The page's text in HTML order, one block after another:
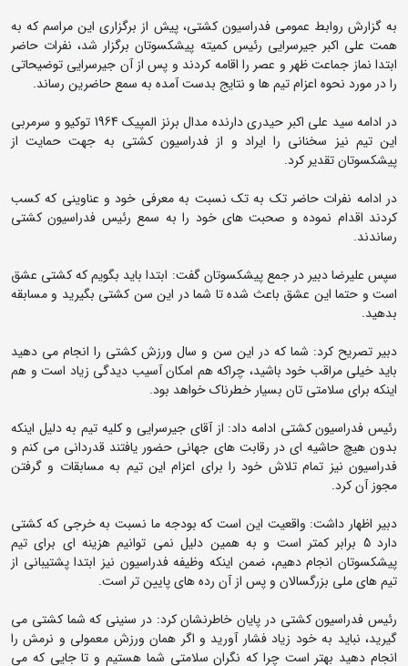
به گزارش روابط عمومی فدراسیون کشتی، پیش از برگزاری این مراسم که به
همت علی اکبر جیرسرایی رئیس کمیته پیشکسوتان برگزار شد، نفرات حاضر
ابتدا نماز جماعت ظهر و عصر را اقامه کردند و پس از آن جیرسرایی توضیحاتی
را در مورد نحوه اعزام تیم ها و نتایج بدست آمده به سمع حاضرین رساند.
در ادامه سید علی اکبر حیدری دارنده مدال برنز المپیک 1964 توکیو و سرمربی
این تیم نیز سخنانی را ایراد و از فدراسیون کشتی به جهت حمایت از
پیشکسوتان تقدیر کرد.
در ادامه نفرات حاضر تک به تک نسبت به معرفی خود و عناوینی که کسب
کردند اقدام نموده و صحبت های خود را به سمع رئیس فدراسیون کشتی
رساندند.
سپس علیرضا دبیر در جمع پیشکسوتان گفت: ابتدا باید بگویم که کشتی عشق
است و حتما این عشق باعث شده تا شما در این سن کشتی بگیرید و مسابقه
بدهید.
دبیر تصریح کرد: شما که در این سن و سال ورزش کشتی را انجام می دهید
باید خیلی مراقب خود باشید، چراکه هم امکان آسیب دیدگی زیاد است و هم
اینکه برای سلامتی تان بسیار خطرناک خواهد بود.
رئیس فدراسیون کشتی ادامه داد: از آقای جیرسرایی و کلیه تیم به دلیل اینکه
بدون هیچ حاشیه ای در رقابت های جهانی حضور یافتند قدردانی می کنم و
فدراسیون نیز تمام تلاش خود را برای اعزام این تیم به مسابقات و گرفتن
مجوز آن کرد.
دبیر اظهار داشت: واقعیت این است که بودجه ما نسبت به خرجی که کشتی
دارد 5 برابر کمتر است و به همین دلیل نمی توانیم هزینه ای برای تیم
پیشکسوتان انجام دهیم، ضمن اینکه وظیفه فدراسیون نیز ابتدا پشتیبانی از
تیم های ملی بزرگسالان و پس از آن رده های پایین تر است.
رئیس فدراسیون کشتی در پایان خاطرنشان کرد: در سنینی که شما کشتی می
گیرید، نباید به خود زیاد فشار آورید و اگر همان ورزش معمولی و نرمش را
انجام دهید بهتر است چرا که نگران سلامتی شما هستیم و تا جایی که می